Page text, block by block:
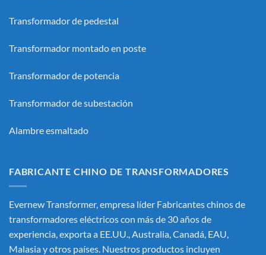
Transformador de pedestal
Transformador montado en poste
Transformador de potencia
Transformador de subestación
Alambre esmaltado
FABRICANTE CHINO DE TRANSFORMADORES
Evernew Transformer, empresa líder Fabricantes chinos de
transformadores eléctricoscon más de 30 años de
experiencia, exporta a EE.UU., Australia, Canadá, EAU,
Malasia y otros países. Nuestros productos incluyen